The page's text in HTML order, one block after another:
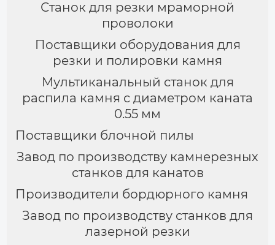
Станок для резки мраморной
проволоки
Поставщики оборудования для
резки и полировки камня
Мультиканальный станок для
распила камня с диаметром каната
0.55 мм
Поставщики блочной пилы
Завод по производству камнерезных
станков для канатов
Производители бордюрного камня
Завод по производству станков для
лазерной резки